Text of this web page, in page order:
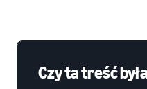
Czy ta treść